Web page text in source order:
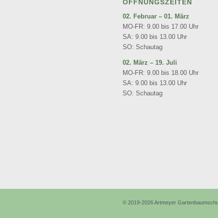
ÖFFNUNGSZEITEN
02. Februar – 01. März
MO-FR: 9.00 bis 17.00 Uhr
SA: 9.00 bis 13.00 Uhr
SO: Schautag
02. März – 19. Juli
MO-FR: 9.00 bis 18.00 Uhr
SA: 9.00 bis 13.00 Uhr
SO: Schautag
© 2019-2026 Artmeyer